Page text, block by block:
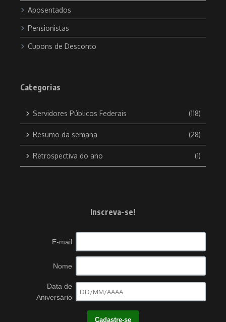
Aposentados
Pensionistas
Cupons de Desconto
Categorias
Servidores Públicos Federais (118)
Resumo da semana (28)
Retrospectiva do ano (1)
Inscreva-se!
E-mail
Nome
Data de
Aniversário